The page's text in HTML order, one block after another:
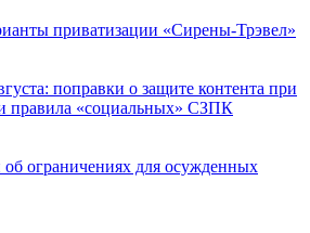
приватизации «Сирены-Трэвел»
поправки о защите контента при
правила «социальных» СЗПК
ограничениях для осужденных